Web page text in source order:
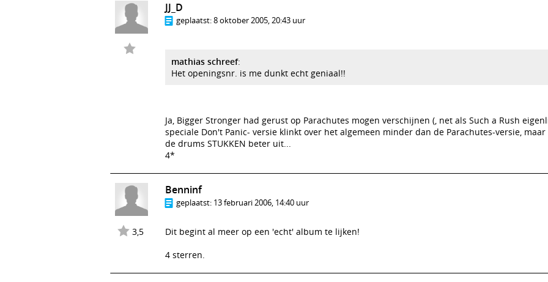
JJ_D
geplaatst:8 oktober 2005, 20:43 uur
mathias schreef:
Het openingsnr. is me dunkt echt geniaal!!
Ja, Bigger Stronger had gerust op Parachutes mogen verschijnen (, net als Such a Rush
speciale Don't Panic- versie klinkt over het algemeen minder dan de Parachutes-versie,
de drums STUKKEN beter uit...
4*
3,5
Benninf
geplaatst: 13 februari 2006, 14:40 uur
Dit begint al meer op een 'echt' album te lijken!
4 sterren.